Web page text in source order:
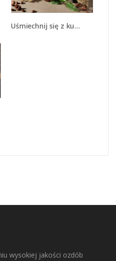
Uśmiechnij się z kubkiem kawy - JN612
wysokiej jakości ozdób